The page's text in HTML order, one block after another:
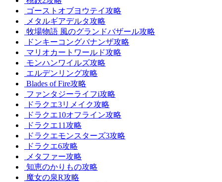
ゴーストオブヨウテイ攻略
メタルギアデルタ攻略
牧場物語 風のグランドバザール攻略
ドンキーコングバナンザ攻略
マリオカートワールド攻略
モンハンワイルズ攻略
エルデンリング攻略
Blades of Fire攻略
ファンタジーライフi攻略
ドラクエ3リメイク攻略
ドラクエ10オフライン攻略
ドラクエ11攻略
ドラクエモンスターズ3攻略
ドラクエ6攻略
メタファー攻略
知恵のかりもの攻略
魔女の泉R攻略